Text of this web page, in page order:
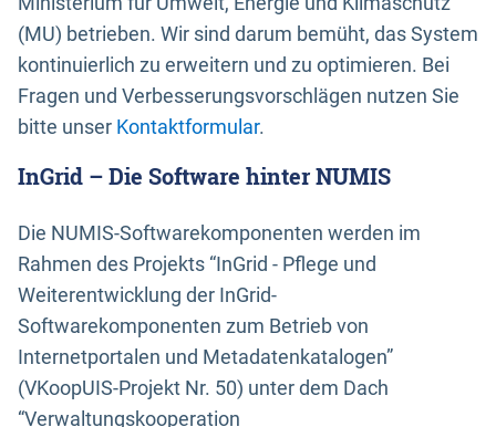
(MU) betrieben. Wir sind darum bemüht, das System
kontinuierlich zu erweitern und zu optimieren. Bei
Fragen und Verbesserungsvorschlägen nutzen Sie
bitte unser Kontaktformular.
InGrid – Die Software hinter NUMIS
Die NUMIS-Softwarekomponenten werden im
Rahmen des Projekts “InGrid - Pflege und
Weiterentwicklung der InGrid-
Softwarekomponenten zum Betrieb von
Internetportalen und Metadatenkatalogen”
(VKoopUIS-Projekt Nr. 50) unter dem Dach
“Verwaltungskooperation